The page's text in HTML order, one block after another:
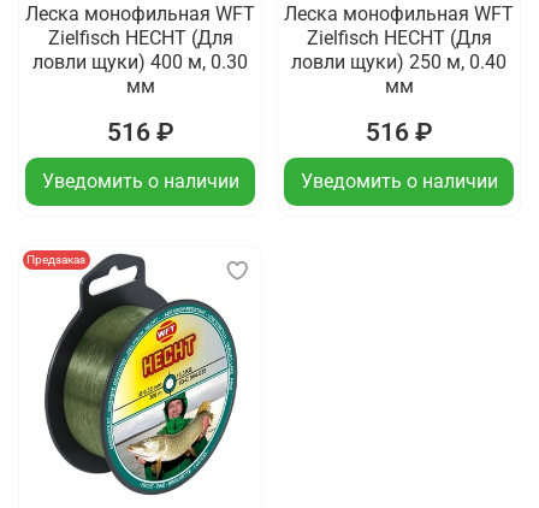
Леска монофильная WFT
Zielfisch HECHT (Для
ловли щуки) 400 м, 0.30
мм
516 ₽
Уведомить о наличии
Леска монофильная WFT
Zielfisch HECHT (Для
ловли щуки) 250 м, 0.40
мм
516 ₽
Уведомить о наличии
Предзаказ